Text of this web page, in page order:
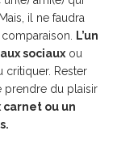
il ne faudra
L’un
sociaux ou
critiquer. Rester
prendre du plaisir
carnet ou un